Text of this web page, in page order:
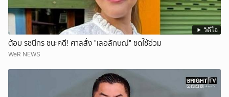
วิดีโอ
ต้อม รชนีกร ชนะคดี! ศาลสั่ง "เลอลักษณ์" ชดใช้อ่วม
WeR NEWS